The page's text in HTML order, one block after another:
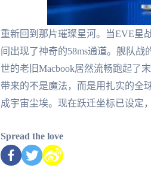
重新回到那片璀璨星河。当EVE星
间出现了神奇的58ms通道。舰队
世的老旧Macbook居然流畅跑起了
带来的不是魔法，而是用扎实的全
成宇宙尘埃。现在跃迁坐标已设定
Spread the love